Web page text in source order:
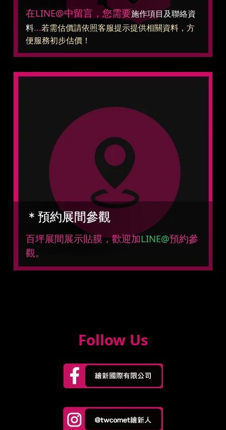
在LINE@中留言，您需要施作項目及聯絡資
料...若需估價請依照客服提示提供相關資料，方
便服務初步估價！
＊預約展間參觀
百坪展間展示貼膜，歡迎加LINE@預約參
觀。
Follow Us